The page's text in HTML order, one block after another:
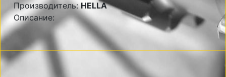
Производитель:HELLA
Описание: